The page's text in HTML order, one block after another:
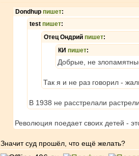
Dondhup пишет:
test пишет:
Отец Ондрий пишет:
КИ пишет:
Добрые, не
Так я и не раз говорил -
В 1938 не расстрелали
Революция поедает своих детей -
Значит суд прошёл, что ещё желать?